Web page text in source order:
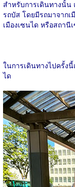
สำหรับการเดินทางนั้
รถบัส โดยมีรถมาจากเ
เมืองเซนได หรือสถานี
ในการเดินทางไปครั้ง
ได